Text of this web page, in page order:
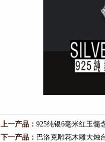
上一产品： 925纯银6毫米红玉髓
下一产品： 巴洛克雕花木雕大烛